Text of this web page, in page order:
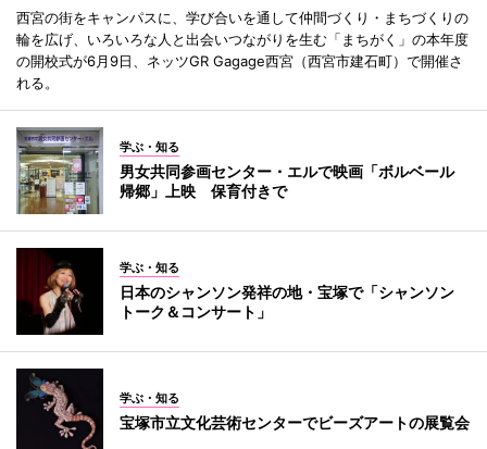
西宮の街をキャンパスに、学び合いを通して仲間づくり・まちづくりの
輪を広げ、いろいろな人と出会いつながりを生む「まちがく」の本年度
の開校式が6月9日、ネッツGR Gagage西宮（西宮市建石町）で開催さ
れる。
学ぶ・知る
男女共同参画センター・エルで映画「ボルベール
帰郷」上映 保育付きで
学ぶ・知る
日本のシャンソン発祥の地・宝塚で「シャンソン
トーク＆コンサート」
学ぶ・知る
宝塚市立文化芸術センターでビーズアートの展覧会